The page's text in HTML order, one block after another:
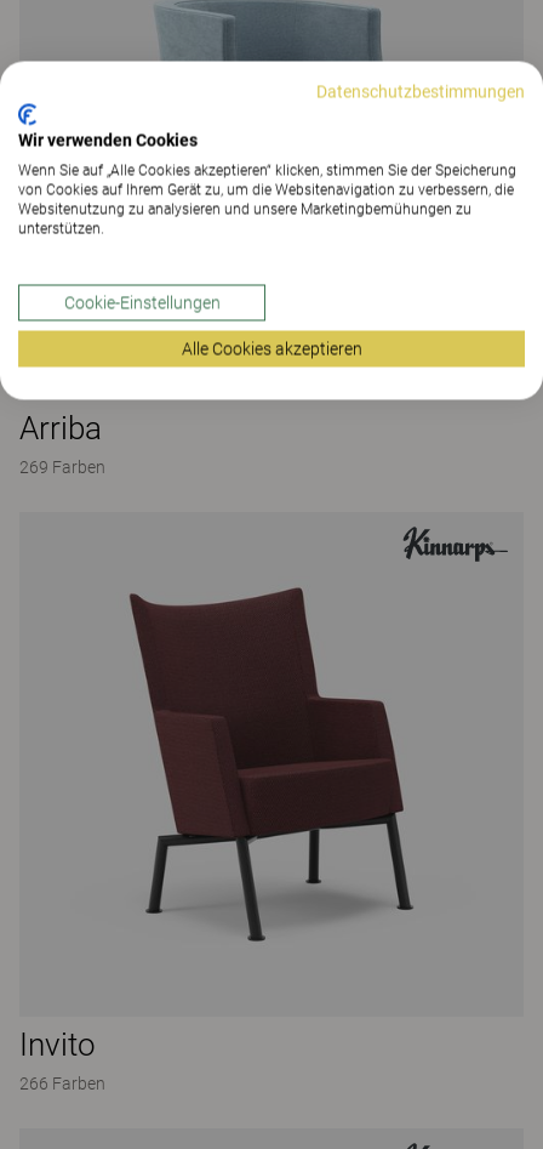
Arriba
269 Farben
Invito
266 Farben
Datenschutzbestimmungen
Wir verwenden Cookies
Wenn Sie auf „Alle Cookies akzeptieren“ klicken, stimmen Sie der Speicherung
von Cookies auf Ihrem Gerät zu, um die Websitenavigation zu verbessern, die
Websitenutzung zu analysieren und unsere Marketingbemühungen zu
unterstützen.
Cookie-Einstellungen
Alle Cookies akzeptieren